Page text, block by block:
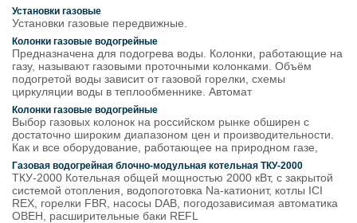
Установки газовые
Установки газовые передвижные.
Колонки газовые водогрейные
Предназначена для подогрева воды. Колонки, работающие на
газу, называют газовыми проточными колонками. Объём
подогретой воды зависит от газовой горелки, схемы
циркуляции воды в теплообменнике. Автомат
Колонки газовые водогрейные
Выбор газовых колонок на российском рынке обширен с
достаточно широким диапазоном цен и производительности.
Как и все оборудование, работающее на природном газе,
Газовая водогрейная блочно-модульная котельная ТКУ-2000
ТКУ-2000 Котельная общей мощностью 2000 кВт, с закрытой
системой отопления, водопоготовка Na-катионит, котлы ICI
REX, горелки FBR, насосы DAB, погодозависимая автоматика
ОВЕН, расширительные баки REFL